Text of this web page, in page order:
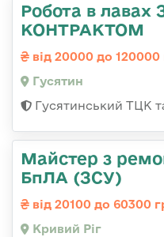
Робота в лавах
КОНТРАКТОМ
від 20000 до 120000
Гусятин
Гусятинський ТЦК
Майстер з
БпЛА (ЗСУ)
від 20100 до 60300
Кривий Ріг